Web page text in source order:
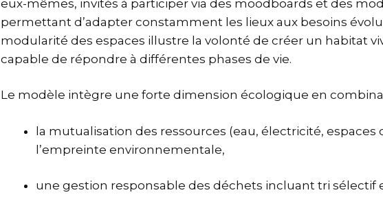
eux-mêmes, invités à participer via des moodboards et des
permettant d’adapter constamment les lieux aux besoins
modularité des espaces illustre la volonté de créer un habitat
capable de répondre à différentes phases de vie.
Le modèle intègre une forte dimension écologique en
la mutualisation des ressources (eau, électricité,
l’empreinte environnementale,
une gestion responsable des déchets incluant tri sélectif